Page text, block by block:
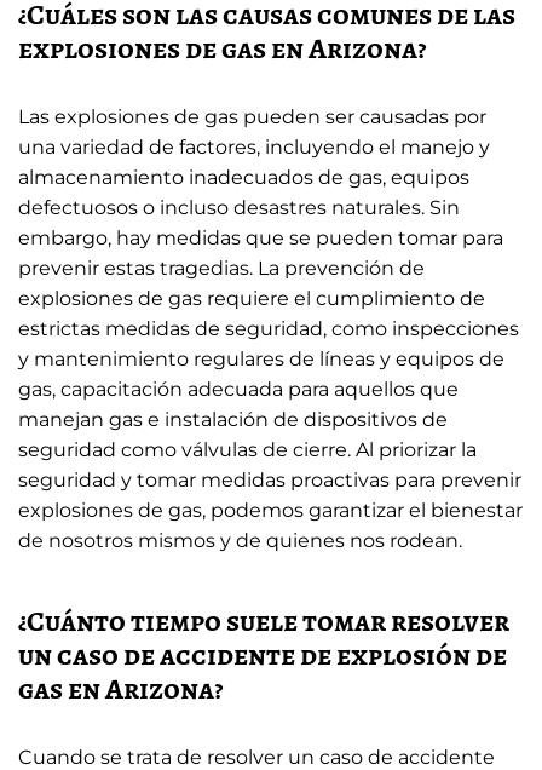
¿Cuáles son las causas comunes de las
explosiones de gas en Arizona?
Las explosiones de gas pueden ser causadas por
una variedad de factores, incluyendo el manejo y
almacenamiento inadecuados de gas, equipos
defectuosos o incluso desastres naturales. Sin
embargo, hay medidas que se pueden tomar para
prevenir estas tragedias. La prevención de
explosiones de gas requiere el cumplimiento de
estrictas medidas de seguridad, como inspecciones
y mantenimiento regulares de líneas y equipos de
gas, capacitación adecuada para aquellos que
manejan gas e instalación de dispositivos de
seguridad como válvulas de cierre. Al priorizar la
seguridad y tomar medidas proactivas para prevenir
explosiones de gas, podemos garantizar el bienestar
de nosotros mismos y de quienes nos rodean.
¿Cuánto tiempo suele tomar resolver
un caso de accidente de explosión de
gas en Arizona?
Cuando se trata de resolver un caso de accidente